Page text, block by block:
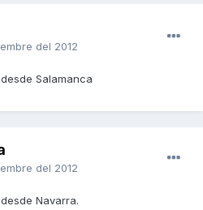
del 2012
Salamanca
del 2012
Navarra.